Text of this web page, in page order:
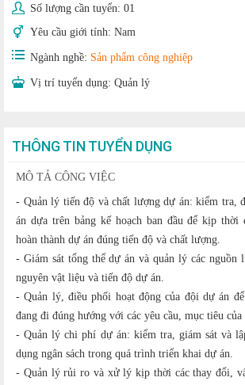
Số lượng cần tuyển: 01
Yêu cầu giới tính: Nam
Ngành nghề: Sản phẩm công nghiệp
Vị trí tuyển dụng: Quản lý
THÔNG TIN TUYỂN DỤNG
MÔ TẢ CÔNG VIỆC
- Quản lý tiến độ và chất lượng dự án: kiểm tra,
án dựa trên bảng kế hoạch ban đầu để kịp thời
hoàn thành dự án đúng tiến độ và chất lượng.
- Giám sát tổng thể dự án và quản lý các nguồn
nguyên vật liệu và tiến độ dự án.
- Quản lý, điều phối hoạt động của đội dự án
đang đi đúng hướng với các yêu cầu, mục tiêu của
- Quản lý chi phí dự án: kiểm tra, giám sát và
dụng ngân sách trong quá trình triển khai dự án.
- Quản lý rủi ro và xử lý kịp thời các thay đổi,